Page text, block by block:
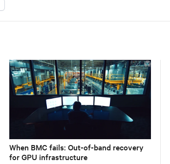
When BMC fails: Out-of-band recovery
for GPU infrastructure